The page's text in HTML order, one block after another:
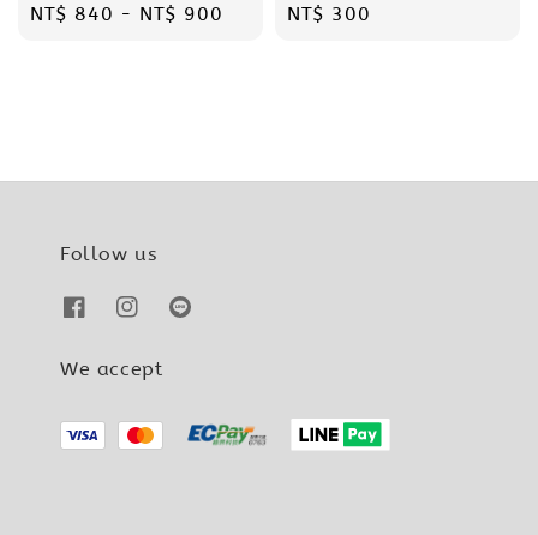
Regular
NT$ 840 - NT$ 900
Regular
NT$ 300
Follow us
We accept